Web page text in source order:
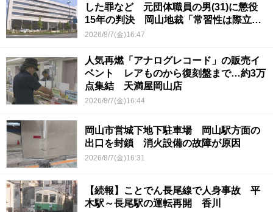
した罪など 元団体職員の男(31)に懲役
15年の判決 岡山地裁「常習性は際立っ
ていて被害結果も非常に重い」
2026/8/7(金)16:47
人気再燃「アナログレコード」の販売イ
ベント レアものから復刻盤まで…約3万
点集結 天満屋岡山店
2026/8/7(金)16:44
岡山市営城下地下駐車場 岡山駅方面の
出口を封鎖 消火設備の故障が原因
2026/8/7(金)16:31
【続報】ことでん長尾線で人身事故 平
木駅～長尾駅の運転再開 香川